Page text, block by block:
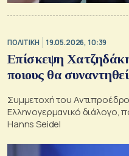
ΠΟΛΙΤΙΚΗ 19.05.2026, 10:39
Επίσκεψη
ποιους θα συναντηθεί
Συμμετοχή του
Ελληνογερμανικό διάλογο,
Hanns Seidel